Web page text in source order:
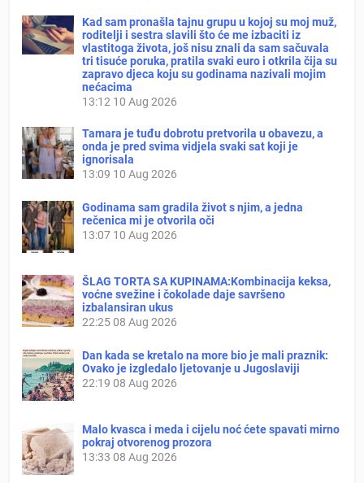
Kad sam pronašla tajnu grupu u kojoj su moj muž,
roditelji i sestra slavili što će me izbaciti iz
vlastitoga života, još nisu znali da sam sačuvala
tri tisuće poruka, pratila svaki euro i otkrila čija su
zapravo djeca koju su godinama nazivali mojim
nećacima
13:12 10 Aug 2026
Tamara je tuđu dobrotu pretvorila u obavezu, a
onda je pred svima vidjela svaki sat koji je
ignorisala
13:09 10 Aug 2026
Godinama sam gradila život s njim, a jedna
rečenica mi je otvorila oči
13:07 10 Aug 2026
ŠLAG TORTA SA KUPINAMA:Kombinacija keksa,
voćne svežine i čokolade daje savršeno
izbalansiran ukus
22:2508 Aug 2026
Dan kada se kretalo na more bio je mali praznik:
Ovako je izgledalo ljetovanje u Jugoslaviji
22:19 08 Aug 2026
Malo kvasca i meda i cijelu noć ćete spavati mirno
pokraj otvorenog prozora
13:33 08 Aug 2026